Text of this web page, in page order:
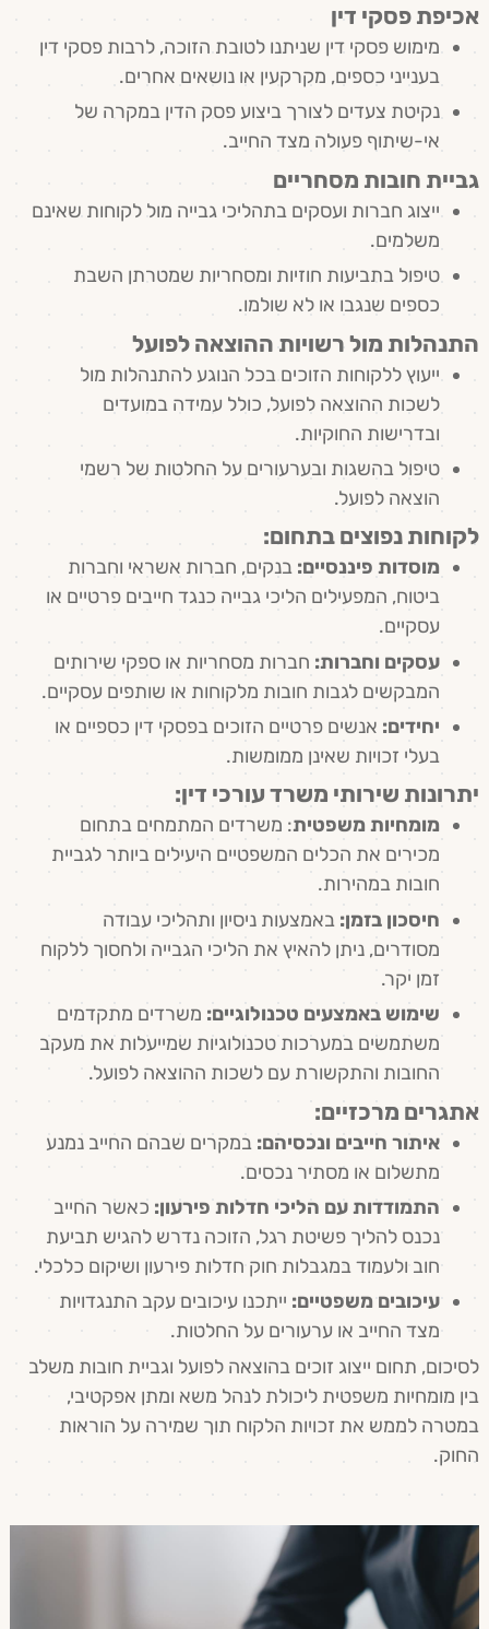
אכיפת פסקי דין
מימוש פסקי דין שניתנו לטובת הזוכה, לרבות פסקי דין
בענייני כספים, מקרקעין או נושאים אחרים.
נקיטת צעדים לצורך ביצוע פסק הדין במקרה של
אי-שיתוף פעולה מצד החייב.
גביית חובות מסחריים
ייצוג חברות ועסקים בתהליכי גבייה מול לקוחות שאינם
משלמים.
טיפול בתביעות חוזיות ומסחריות שמטרתן השבת
כספים שנגבו או לא שולמו.
התנהלות מול רשויות ההוצאה לפועל
ייעוץ ללקוחות הזוכים בכל הנוגע להתנהלות מול
לשכות ההוצאה לפועל, כולל עמידה במועדים
ובדרישות החוקיות.
טיפול בהשגות ובערעורים על החלטות של רשמי
הוצאה לפועל.
לקוחות נפוצים בתחום:
מוסדות פיננסיים: בנקים, חברות אשראי וחברות
ביטוח, המפעילים הליכי גבייה כנגד חייבים פרטיים או
עסקיים.
עסקים וחברות: חברות מסחריות או ספקי שירותים
המבקשים לגבות חובות מלקוחות או שותפים עסקיים.
יחידים: אנשים פרטיים הזוכים בפסקי דין כספיים או
בעלי זכויות שאינן ממומשות.
יתרונות שירותי משרד עורכי דין:
מומחיות משפטית: משרדים המתמחים בתחום
מכירים את הכלים המשפטיים היעילים ביותר לגביית
חובות במהירות.
חיסכון בזמן: באמצעות ניסיון ותהליכי עבודה
מסודרים, ניתן להאיץ את הליכי הגבייה ולחסוך ללקוח
זמן יקר.
שימוש באמצעים טכנולוגיים: משרדים מתקדמים
משתמשים במערכות טכנולוגיות שמייעלות את מעקב
החובות והתקשורת עם לשכות ההוצאה לפועל.
אתגרים מרכזיים:
איתור חייבים ונכסיהם: במקרים שבהם החייב נמנע
מתשלום או מסתיר נכסים.
התמודדות עם הליכי חדלות פירעון: כאשר החייב
נכנס להליך פשיטת רגל, הזוכה נדרש להגיש תביעת
חוב ולעמוד במגבלות חוק חדלות פירעון ושיקום כלכלי.
עיכובים משפטיים: ייתכנו עיכובים עקב התנגדויות
מצד החייב או ערעורים על החלטות.
לסיכום, תחום ייצוג זוכים בהוצאה לפועל וגביית חובות משלב
בין מומחיות משפטית ליכולת לנהל משא ומתן אפקטיבי,
במטרה לממש את זכויות הלקוח תוך שמירה על הוראות
החוק.